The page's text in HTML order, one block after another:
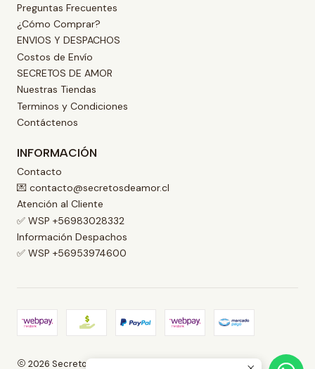
Preguntas Frecuentes
¿Cómo Comprar?
ENVIOS Y DESPACHOS
Costos de Envío
SECRETOS DE AMOR
Nuestras Tiendas
Terminos y Condiciones
Contáctenos
INFORMACIÓN
Contacto
💌 contacto@secretosdeamor.cl
Atención al Cliente
✅ WSP +56983028332
Información Despachos
✅ WSP +56953974600
2026 Secretos de Amor .